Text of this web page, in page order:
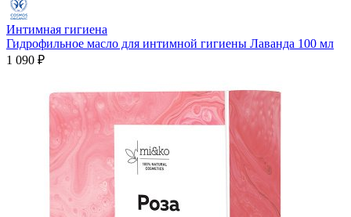
Интимная гигиена
Гидрофильное масло для интимной гигиены Лаванда 100 мл
1 090 ₽